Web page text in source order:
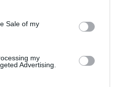
purposes in below Google
Sale of my
my
Advertising.